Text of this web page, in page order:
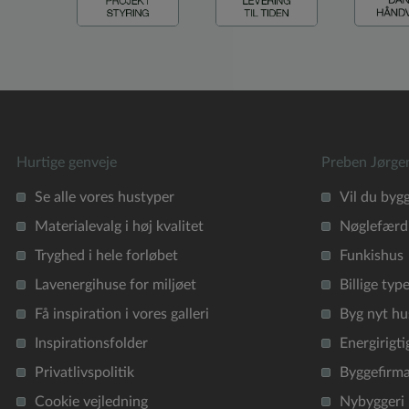
Hurtige genveje
Se alle vores hustyper
Materialevalg i høj kvalitet
Tryghed i hele forløbet
Lavenergihuse for miljøet
Få inspiration i vores galleri
Inspirationsfolder
Privatlivspolitik
Cookie vejledning
Preben
Vil du
Funkishus
Billige
Byg nyt
Nybyggeri